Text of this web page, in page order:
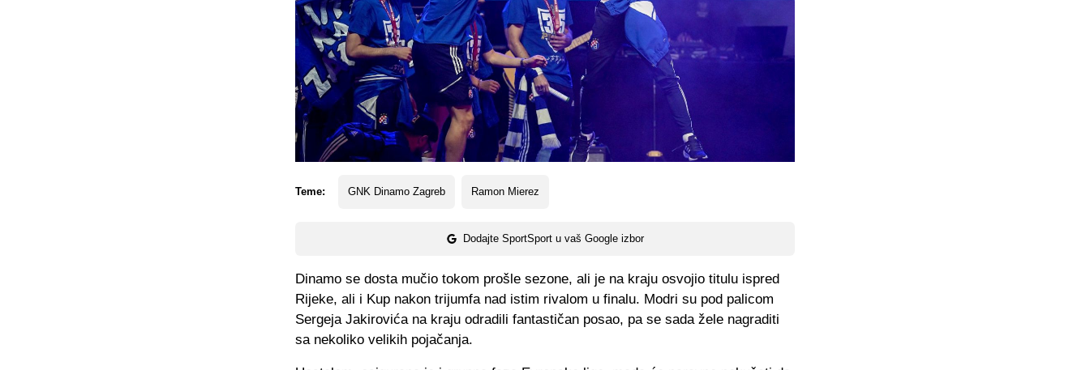
Teme: GNK Dinamo Zagreb Ramon Mierez
Dodajte SportSport u vaš Google izbor
Dinamo se dosta mučio tokom prošle sezone, ali je na kraju osvojio titulu ispred
Rijeke, ali i Kup nakon trijumfa nad istim rivalom u finalu. Modri su pod palicom
Sergeja Jakirovića na kraju odradili fantastičan posao, pa se sada žele nagraditi
sa nekoliko velikih pojačanja.